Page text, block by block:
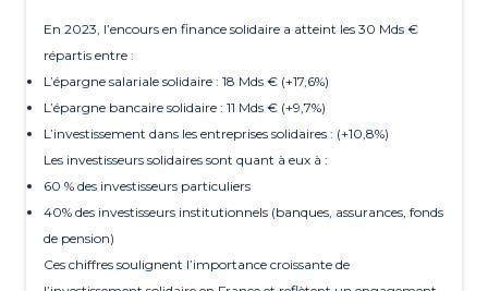
En 2023, l’encours en finance solidaire a atteint les 30 Mds €
répartis entre :
L’épargne salariale solidaire : 18 Mds € (+17,6%)
L’épargne bancaire solidaire : 11 Mds € (+9,7%)
L’investissement dans les entreprises solidaires : (+10,8%)
Les investisseurs solidaires sont quant à eux à :
60 % des investisseurs particuliers
40% des investisseurs institutionnels (banques, assurances, fonds
de pension)
Ces chiffres soulignent l’importance croissante de